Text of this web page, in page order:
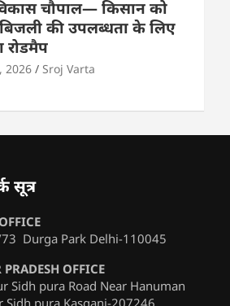
चौपाल— किसान को
की उपलब्धता के लिए
रोडमैप
2026 Sroj Varta
सूत्र
73 Durga Park Delhi-110045
PRADESH OFFICE
Sidh pura Road Near Hanuman
Sidh pura Kasganj-207246